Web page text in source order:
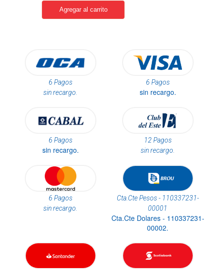
6 Pagos
sin recargo.
6 Pagos
sin recargo.
6 Pagos
sin recargo.
12 Pagos
sin recargo.
6 Pagos
sin recargo.
Cta.Cte Pesos - 110337231-
00001
Cta.Cte Dolares - 110337231-
00002.